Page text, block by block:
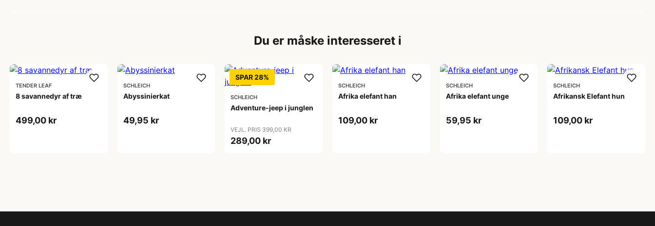
Du er måske interesseret i
TENDER LEAF
8 savannedyr af træ
499,00 kr
SCHLEICH
Abyssinierkat
49,95 kr
SPAR 28%
SCHLEICH
Adventure-jeep i junglen
VEJL. PRIS 399,00 KR
289,00 kr
SCHLEICH
Afrika elefant han
109,00 kr
SCHLEICH
Afrika elefant unge
59,95 kr
SCHLEICH
Afrikansk Elefant hun
109,00 kr